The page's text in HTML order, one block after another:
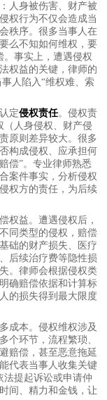
人身被伤害、财产被
权行为不仅会造成当
秩序。很多当事人在
么不知如何维权，要
。事实上，遭遇侵权
权益的关键，律师的
人陷入“维权难、索
定侵权责任。侵权责
（人身侵权、财产侵
原则差异较大。很多
构成侵权、应承担何
偿”。专业律师熟悉
案件事实，分析侵权
权方的责任，为后续
权益。遭遇侵权后，
同类型的侵权，赔偿
础的财产损失、医疗
后续治疗费等隐性损
。律师会根据侵权类
确赔偿依据和计算标
的损失得到最大限度
成本。侵权维权涉及
个环节，流程繁琐、
赔偿，甚至恶意拖延
代表当事人收集关键
法提起诉讼或申请仲
间、精力和金钱，让